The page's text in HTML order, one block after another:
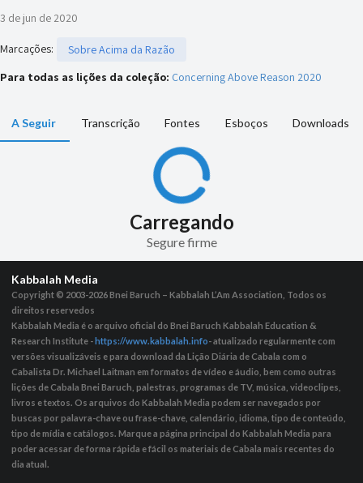
3 de jun de 2020
Marcações:
Sobre Acima da Razão
Para todas as lições da coleção: Concerning Above Reason 2020
A Seguir Transcrição Fontes Esboços Downloads
Carregando
Segure firme
Kabbalah Media
Copyright © 2003-2026Bnei Baruch – Kabbalah L’Am Association, Todos os
direitos reservedos
Kabbalah Media é o arquivo oficial do Bnei Baruch Kabbalah Education &
Research Institute - https://www.kabbalah.info- atualizado regularmente com
versões visualizáveis ​​e para download da Lição Diária de Cabala com o
Cabalista Dr. Michael Laitman em formatos de vídeo e áudio, bem como outras
lições de Cabala Bnei Baruch, palestras, programas de TV, música, videoclipes,
livros e textos. Os arquivos do Kabbalah Media podem ser navegados por
buscas por palavra-chave ou frase-chave, calendário, idioma, tipo de conteúdo,
tipo de mídia e catálogos. Marque a página principal do Kabbalah Media para
poder acessar de forma rápida e fácil os materiais de Cabala mais recentes do
dia atual.